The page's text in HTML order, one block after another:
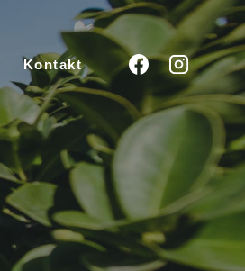
Kontakt